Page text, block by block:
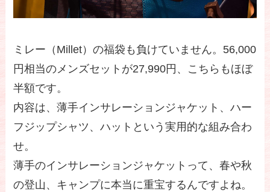
ミレー（Millet）の福袋も負けていません。56,000
円相当のメンズセットが27,990円、こちらもほぼ
半額です。
内容は、薄手インサレーションジャケット、ハー
フジップシャツ、ハットという実用的な組み合わ
せ。
薄手のインサレーションジャケットって、春や秋
の登山、キャンプに本当に重宝するんですよね。